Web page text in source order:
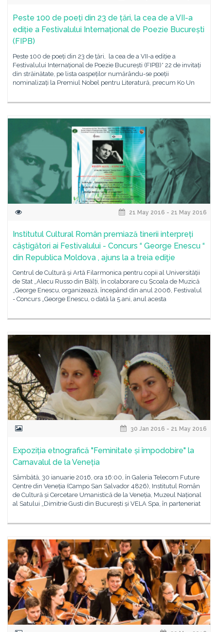
Peste 100 de poeți din 23 de țări, la cea de a VII-a
ediție a Festivalului Internațional de Poezie București
(FIPB)
Peste 100 de poeți din 23 de țări, la cea de a VII-a ediție a
Festivalului Internațional de Poezie București (FIPB)* 22 de invitați
din străinătate, pe lista oaspeților numărându-se poeții
nominalizați la Premiul Nobel pentru Literatură, precum Ko Un
21 May 2016 - 21 May 2016
Institutul Cultural Român premiază tinerii interpreți
câștigători ai Festivalului - Concurs “ George Enescu “
din Republica Moldova , ajuns la a treia ediţie
Centrul de Cultură și Artă Filarmonica pentru copii al Universității
de Stat „Alecu Russo din Bălți, în colaborare cu Școala de Muzică
„George Enescu, organizează, începând din anul 2006, Festivalul
- Concurs „George Enescu, o dată la 5 ani, anul acesta
30 Jan 2016 - 21 May 2016
Expoziția etnografică "Feminitate și împodobire" la
Carnavalul de la Veneția
Sâmbătă, 30 ianuarie 2016, ora 16:00, în Galeria Telecom Future
Centre din Veneția (Campo San Salvador 4826), Institutul Român
de Cultură și Cercetare Umanistică de la Veneția, Muzeul Național
al Satului „Dimitrie Gusti din București și VELA Spa, în parteneriat